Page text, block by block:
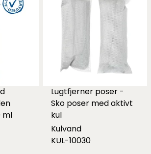
ml
Lugtfjerner poser -
Sko poser med aktivt
kul
Kulvand
KUL-10030